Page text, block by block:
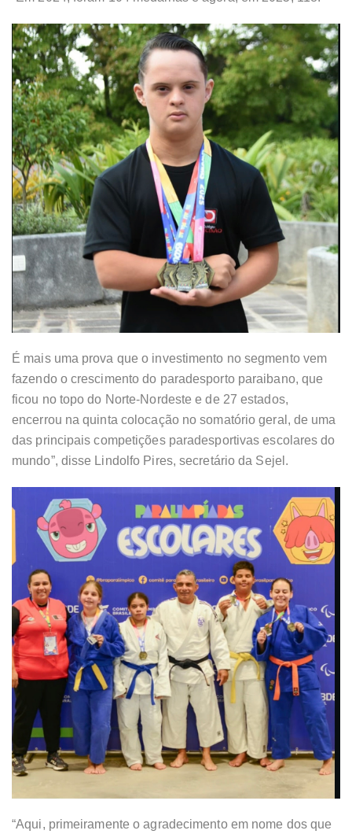
É mais uma prova que o investimento no segmento vem
fazendo o crescimento do paradesporto paraibano, que
ficou no topo do Norte-Nordeste e de 27 estados,
encerrou na quinta colocação no somatório geral, de uma
das principais competições paradesportivas escolares do
mundo”, disse Lindolfo Pires, secretário da Sejel.
“Aqui, primeiramente o agradecimento em nome dos que